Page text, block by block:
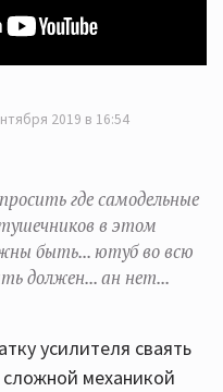
2019 в 16:54
где самодельные
в этом
быть... ютуб во всю
должен... ан нет...
усилителя сваять
механикой